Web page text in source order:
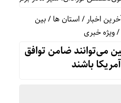
اخبار/استان ها/بین
/ویژه خبری
می‌توانند ضامن توافق
باشند